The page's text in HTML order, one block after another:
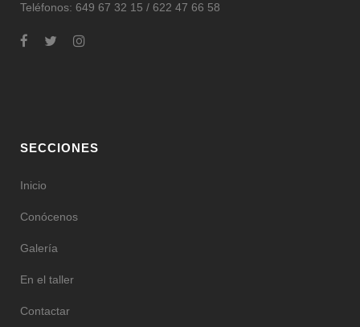
Teléfonos: 649 67 32 15 / 622 47 66 58
SECCIONES
Inicio
Conócenos
Galería
En el taller
Contactar